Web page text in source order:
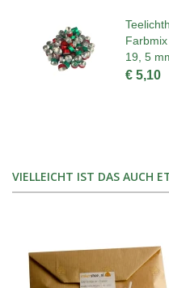
19, 5
€ 5,10
VIELLEICHT IST DAS AUCH